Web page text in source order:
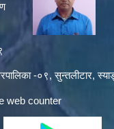
खाँण
-०९, सुन्तलीटार,